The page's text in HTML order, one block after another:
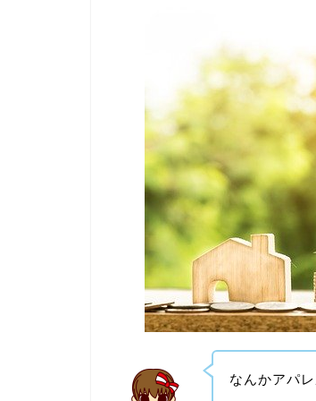
なんかアパ